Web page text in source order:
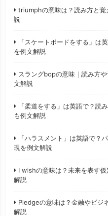
triumphの意味は？読み方と
説
「スケートボードをする」は
を例文解説
スラングbopの意味｜読み方
文解説
「柔道をする」は英語で？読
も例文解説
「ハラスメント」は英語で？
現を例文解説
I wishの意味は？未来を表す
解説
Pledgeの意味は？金融やビジ
解説